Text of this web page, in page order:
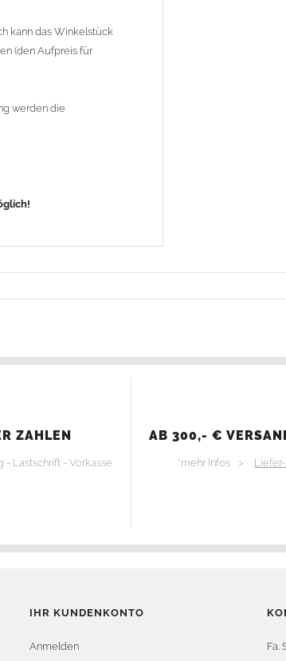
kann das Winkelstück
(den Aufpreis für
werden die
ZAHLEN
- Lastschrift - Vorkasse
AB 300,- €
*mehr Infos >
IHR KUNDENKONTO
Anmelden Fa.